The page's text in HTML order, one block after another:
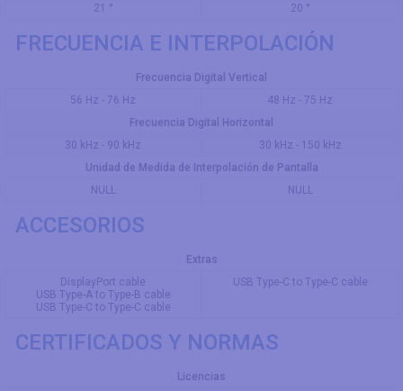
21 °
20 °
FRECUENCIA E INTERPOLACIÓN
Frecuencia Digital Vertical
56 Hz - 76 Hz
48 Hz - 75 Hz
Frecuencia Digital Horizontal
30 kHz - 90 kHz
30 kHz - 150 kHz
Unidad de Medida de Interpolación de Pantalla
NULL
NULL
ACCESORIOS
Extras
DisplayPort cable
USB Type-A to Type-B cable
USB Type-C to Type-C cable
USB Type-C to Type-C cable
CERTIFICADOS Y NORMAS
Licencias